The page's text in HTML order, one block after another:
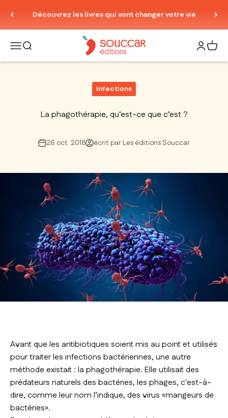
Découvrez les livres qui vont changer votre vie
Ouvrir la navigation
Ouvrir la rechercheThierry Souccar Editions Ouvrir
Voir
Infections
La phagothérapie, qu’est-ce que c’est ?
26 oct. 2018 écrit par Les éditions Souccar
Avant que les antibiotiques soient mis au point et utilisés
pour traiter les infections bactériennes, une autre
méthode existait : la phagothérapie. Elle utilisait des
prédateurs naturels des bactéries, les phages, c'est-à-
dire, comme leur nom l’indique, des virus «mangeurs de
bactéries».